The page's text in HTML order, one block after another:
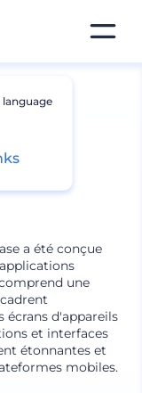
a été conçue
une
d'appareils
et interfaces
étonnantes et
mobiles.